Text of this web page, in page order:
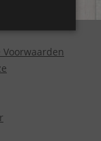
Voorwaarden